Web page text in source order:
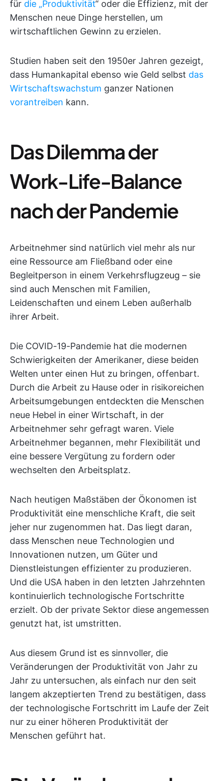
für die „Produktivität“ oder die Effizienz, mit der
Menschen neue Dinge herstellen, um
wirtschaftlichen Gewinn zu erzielen.
Studien haben seit den 1950er Jahren gezeigt,
dass Humankapital ebenso wie Geld selbst das
Wirtschaftswachstum ganzer Nationen
vorantreiben kann.
Das Dilemma der
Work-Life-Balance
nach der Pandemie
Arbeitnehmer sind natürlich viel mehr als nur
eine Ressource am Fließband oder eine
Begleitperson in einem Verkehrsflugzeug – sie
sind auch Menschen mit Familien,
Leidenschaften und einem Leben außerhalb
ihrer Arbeit.
Die COVID-19-Pandemie hat die modernen
Schwierigkeiten der Amerikaner, diese beiden
Welten unter einen Hut zu bringen, offenbart.
Durch die Arbeit zu Hause oder in risikoreichen
Arbeitsumgebungen entdeckten die Menschen
neue Hebel in einer Wirtschaft, in der
Arbeitnehmer sehr gefragt waren. Viele
Arbeitnehmer begannen, mehr Flexibilität und
eine bessere Vergütung zu fordern oder
wechselten den Arbeitsplatz.
Nach heutigen Maßstäben der Ökonomen ist
Produktivität eine menschliche Kraft, die seit
jeher nur zugenommen hat. Das liegt daran,
dass Menschen neue Technologien und
Innovationen nutzen, um Güter und
Dienstleistungen effizienter zu produzieren.
Und die USA haben in den letzten Jahrzehnten
kontinuierlich technologische Fortschritte
erzielt. Ob der private Sektor diese angemessen
genutzt hat, ist umstritten.
Aus diesem Grund ist es sinnvoller, die
Veränderungen der Produktivität von Jahr zu
Jahr zu untersuchen, als einfach nur den seit
langem akzeptierten Trend zu bestätigen, dass
der technologische Fortschritt im Laufe der Zeit
nur zu einer höheren Produktivität der
Menschen geführt hat.